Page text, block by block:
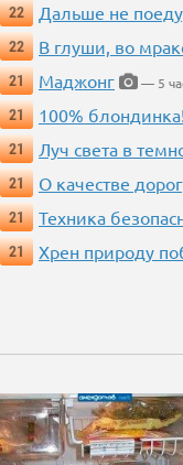
22
Дальше не
22
В глуши, во
21
Маджонг
— 5
21
100%
21
Луч света в
21
О качестве
21
Техника
21
Хрен природу